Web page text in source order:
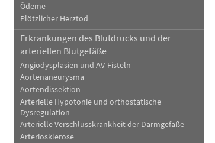
Ödeme
Plötzlicher Herztod
Erkrankungen des Blutdrucks und der
arteriellen Blutgefäße
Angiodysplasien und AV-Fisteln
Aortenaneurysma
Aortendissektion
Arterielle Hypotonie und orthostatische
Dysregulation
Arterielle Verschlusskrankheit der Darmgefäße
Arteriosklerose